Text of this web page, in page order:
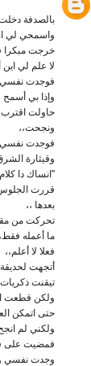
بالصدفة
واسمحي لي
خرجت مبكرا
لا علم لي اين
فوجدت نفسي
وإذا بي أسمح
حاولت
ونجحت،،
فوجدت نفسي
وقيثارة
"انساك دا
قررت
بعدها ،،
تحركت من
ما أعمله
فعلا لا أعلم،،
أتجهت
تيقنت
ولكن قطعت
حتى اتمكن
ولكني لم
فمضيت على
وجدت نفسي